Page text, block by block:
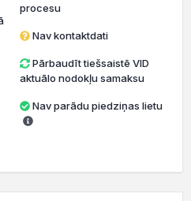
procesu
Nav kontaktdati
Pārbaudīt tiešsaistē VID
aktuālo nodokļu samaksu
Nav parādu piedziņas lietu